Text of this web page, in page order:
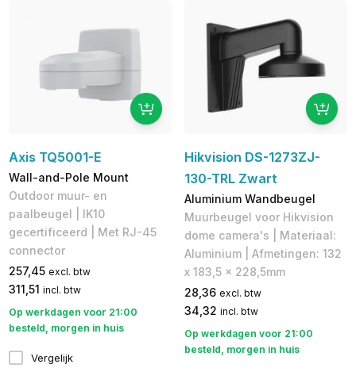
Axis TQ5001-E
Wall-and-Pole Mount
Outdoor muur- en
paalbeugel | IK10
gecertificeerd | Met RJ-45
connector
257,45 excl. btw
311,51 incl. btw
Op werkdagen voor 21:00
besteld, morgen in huis
Vergelijk
Hikvision DS-1273ZJ-
130-TRL Zwart
Aluminium Wandbeugel
Muurbeugel voor Hikvision
dome camera's | Materiaal:
Aluminium | Afmetingen: 132
x 183,5 x 228,5mm
28,36 excl. btw
34,32 incl. btw
Op werkdagen voor 21:00
besteld, morgen in huis